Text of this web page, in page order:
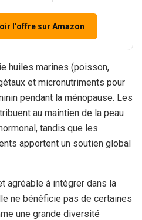
l’offre sur Amazon
huiles marines (poisson,
et micronutriments pour
pendant la ménopause. Les
au maintien de la peau
tandis que les
apportent un soutien global
agréable à intégrer dans la
ne bénéficie pas de certaines
une grande diversité